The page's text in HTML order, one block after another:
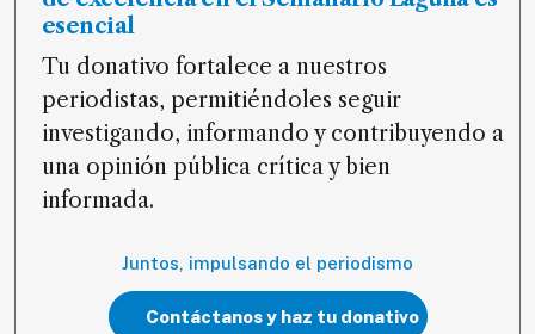
esencial
Tu donativo fortalece a nuestros
periodistas, permitiéndoles seguir
investigando, informando y contribuyendo a
una opinión pública crítica y bien
informada.
Juntos, impulsando el periodismo
Contáctanos y haz tu donativo